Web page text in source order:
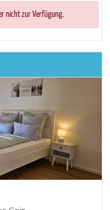
nicht zur Verfügung.